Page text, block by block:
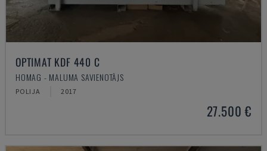
OPTIMAT KDF 440 C
HOMAG - MALUMA SAVIENOTĀJS
POLIJA 2017
27.500 €